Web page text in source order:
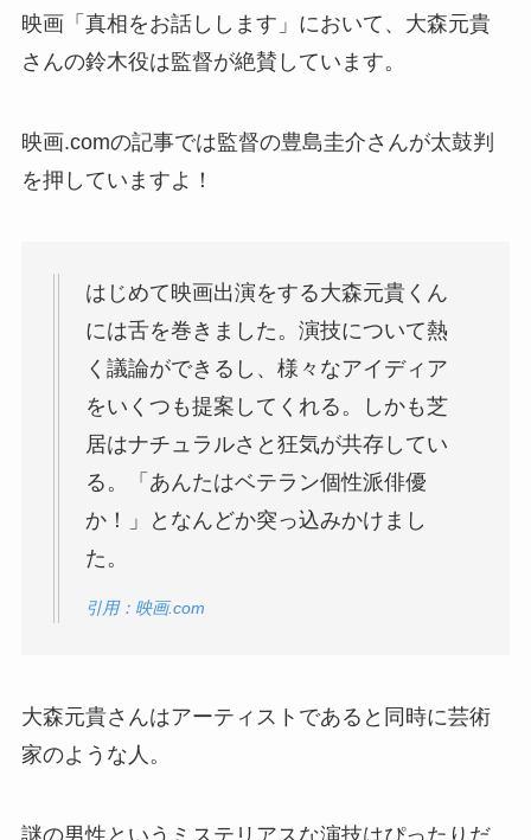
映画「真相をお話しします」において、大森元貴
さんの鈴木役は監督が絶賛しています。
映画.comの記事では監督の豊島圭介さんが太鼓判
を押していますよ！
はじめて映画出演をする大森元貴くん
には舌を巻きました。演技について熱
く議論ができるし、様々なアイディア
をいくつも提案してくれる。しかも芝
居はナチュラルさと狂気が共存してい
る。「あんたはベテラン個性派俳優
か！」となんどか突っ込みかけまし
た。
引用：映画.com
大森元貴さんはアーティストであると同時に芸術
家のような人。
謎の男性というミステリアスな演技はぴったりだ